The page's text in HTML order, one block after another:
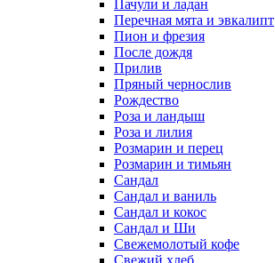
Пачули и ладан
Перечная мята и эвкалипт
Пион и фрезия
После дождя
Прилив
Пряный чернослив
Рождество
Роза и ландыш
Роза и лилия
Розмарин и перец
Розмарин и тимьян
Сандал
Сандал и ваниль
Сандал и кокос
Сандал и Ши
Свежемолотый кофе
Свежий хлеб